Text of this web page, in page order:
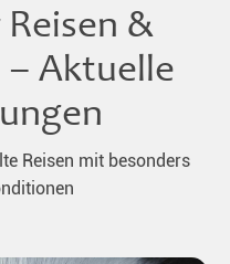
&
Aktuelle
Reisen mit besonders